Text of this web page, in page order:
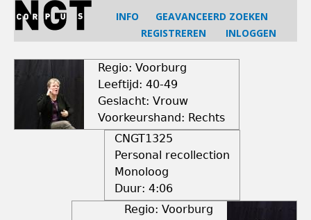
Jump
navigation
INFO
GEAVANCEERD ZOEKEN
REGISTREREN
INLOGGEN
Regio: Voorburg
Leeftijd: 40-49
Geslacht: Vrouw
Voorkeurshand: Rechts
CNGT1325
Personal recollection
Monoloog
Duur: 4:06
Regio: Voorburg